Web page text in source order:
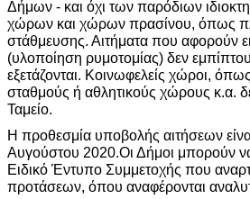
Δήμων - και όχι των παρόδιων
χώρων και χώρων πρασίνου, όπως
στάθμευσης. Αιτήματα που αφορούν
(υλοποίηση ρυμοτομίας) δεν
εξετάζονται. Κοινωφελείς χώροι,
σταθμούς ή αθλητικούς χώρους κ.α.
Ταμείο.
Η προθεσμία υποβολής αιτήσεων
Αυγούστου 2020.Οι Δήμοι μπορούν
Ειδικό Έντυπο Συμμετοχής που
προτάσεων, όπου αναφέρονται